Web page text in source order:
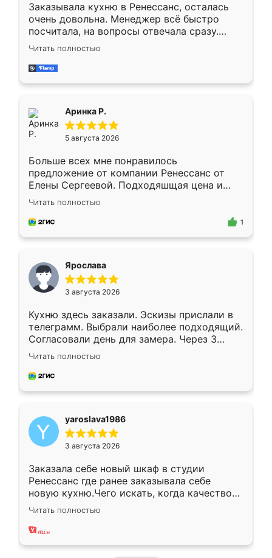
Заказывала кухню в Ренессанс, осталась
очень довольна. Менеджер всё быстро
посчитала, на вопросы отвечала сразу.
Замерщик приехал в субботу, подошёл к
делу со всей ответственностью. Собрали
за день, ребята работали аккуратно, даже
Читать полностью
Аринка Р.
5 августа 2026
Больше всех мне понравилось
предложение от компании Ренессанс от
Елены Сергеевой. Подходяшщая цена и
короткие сроки изготовления. Приехавший
для замера сотрудник Владислав
предложил по моему эскизу самый
Читать полностью
1
Ярослава
3 августа 2026
Кухню здесь заказали. Эскизы прислали в
телеграмм. Выбрали наиболее подходящий.
Согласовали день для замера. Через 3
недели кухня была уже готова. Остались
довольны работой. Спасибо Ренессанс
мебель за качественную работу!
Читать полностью
yaroslava1986
3 августа 2026
Заказала себе новый шкаф в студии
Ренессанс где ранее заказывала себе
новую кухню.Чего искать, когда качеством
вполне довольна. Служит кухня уже почти
два года, нареканий нет.
Читать полностью